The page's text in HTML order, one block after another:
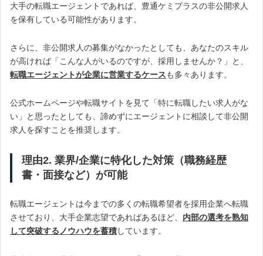
大手の転職エージェントであれば、豊通ケミプラスの非公開求人
を保有している可能性があります。
さらに、非公開求人の募集がなかったとしても、あなたのスキル
が高ければ「こんな人がいるのですが、採用しませんか？」と、
転職エージェントが企業に営業するケースも多々あります。
公式ホームページや転職サイトを見て「特に転職したい求人がな
い」と思ったとしても、諦めずにエージェントに相談して非公開
求人を探すことを推奨します。
理由2. 業界/企業に特化した対策（職務経歴
書・面接など）が可能
転職エージェントは今までの多くの転職希望者を採用企業へ転職
させており、大手企業志望であればあるほど、 内部の選考を熟知
して突破するノウハウを蓄積しています。